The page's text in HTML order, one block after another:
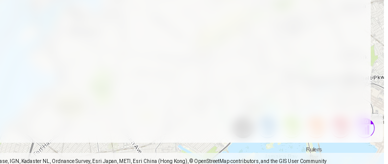
IGN, Kadaster NL, Ordnance Survey, Esri Japan, METI, Esri China (Hong Kong), © OpenStreetMap contributors, and the GIS User Community